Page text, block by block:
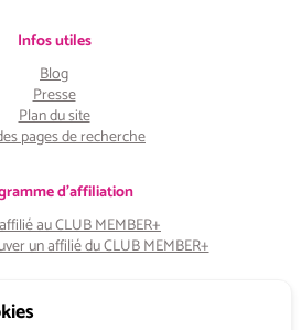
Infos utiles
Blog
Presse
Plan du site
pages de recherche
d'affiliation
au CLUB MEMBER+
un affilié du CLUB MEMBER+
Suivez-nous: